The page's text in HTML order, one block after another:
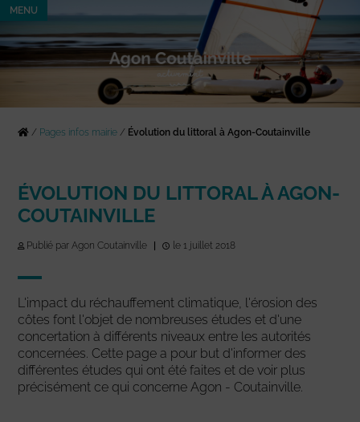
MENU
/ Pages infos mairie / Évolution du littoral à Agon-Coutainville
ÉVOLUTION DU LITTORAL À AGON-
COUTAINVILLE
Publié par Agon Coutainville le 1 juillet 2018
L'impact du réchauffement climatique, l'érosion des
côtes font l'objet de nombreuses études et d'une
concertation à différents niveaux entre les autorités
concernées. Cette page a pour but d'informer des
différentes études qui ont été faites et de voir plus
précisément ce qui concerne Agon - Coutainville.